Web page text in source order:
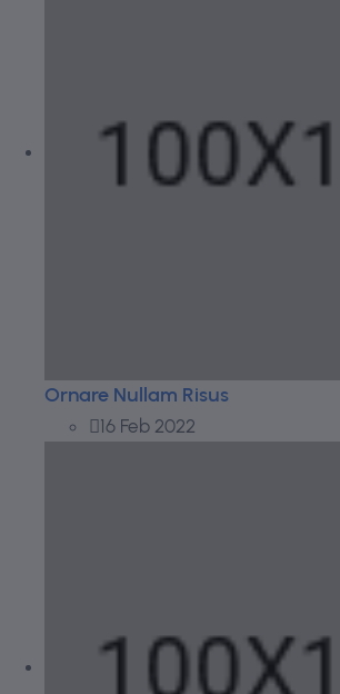
Ornare Nullam Risus
16 Feb 2022